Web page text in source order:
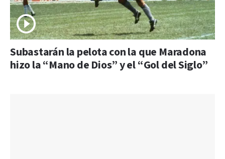
Subastarán la pelota con la que Maradona
hizo la “Mano de Dios” y el “Gol del Siglo”